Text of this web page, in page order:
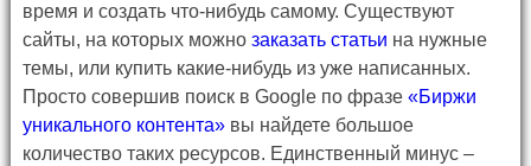
время и создать что-нибудь самому. Существуют
сайты, на которых можно заказать статьи на нужные
темы, или купить какие-нибудь из уже написанных.
Просто совершив поиск в Google по фразе «Биржи
уникального контента»вы найдете большое
количество таких ресурсов. Единственный минус –